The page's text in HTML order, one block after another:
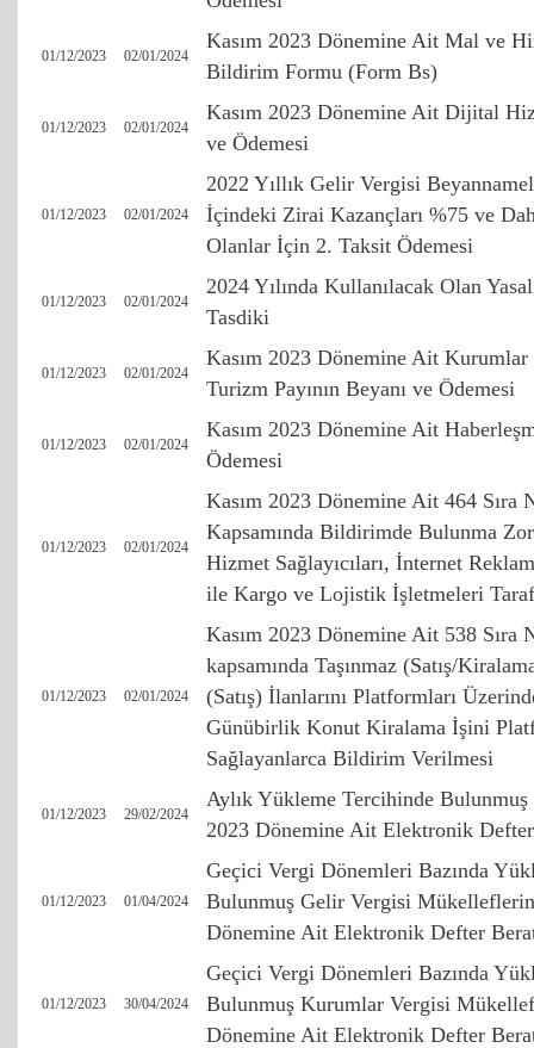
01/12/2023 02/01/2024
Kasım 2023 Dönemine Ait Mal ve
Bildirim Formu (Form Bs)
01/12/2023 02/01/2024
Kasım 2023 Dönemine Ait Dijital
ve Ödemesi
01/12/2023 02/01/2024
2022 Yıllık Gelir Vergisi
İçindeki Zirai Kazançları %75 ve
Olanlar İçin 2. Taksit Ödemesi
01/12/2023 02/01/2024
2024 Yılında Kullanılacak Olan
Tasdiki
01/12/2023 02/01/2024
Kasım 2023 Dönemine Ait
Turizm Payının Beyanı ve Ödemesi
01/12/2023 02/01/2024
Kasım 2023 Dönemine Ait
Ödemesi
01/12/2023 02/01/2024
Kasım 2023 Dönemine Ait 464
Kapsamında Bildirimde Bulunma
Hizmet Sağlayıcıları, İnternet
ile Kargo ve Lojistik İşletmeleri
01/12/2023 02/01/2024
Kasım 2023 Dönemine Ait 538
kapsamında Taşınmaz (Satış/
(Satış) İlanlarını Platformları
Günübirlik Konut Kiralama İşini
Sağlayanlarca Bildirim Verilmesi
01/12/2023 29/02/2024
Aylık Yükleme Tercihinde
2023 Dönemine Ait Elektronik
01/12/2023 01/04/2024
Geçici Vergi Dönemleri Bazında
Bulunmuş Gelir Vergisi
Dönemine Ait Elektronik Defter
01/12/2023 30/04/2024
Geçici Vergi Dönemleri Bazında
Bulunmuş Kurumlar Vergisi
Dönemine Ait Elektronik Defter